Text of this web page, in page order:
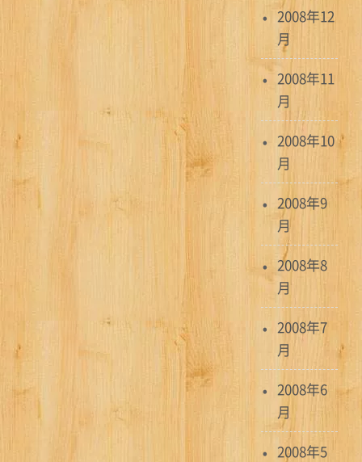
2008年12
月
2008年11
月
2008年10
月
2008年9
月
2008年8
月
2008年7
月
2008年6
月
2008年5